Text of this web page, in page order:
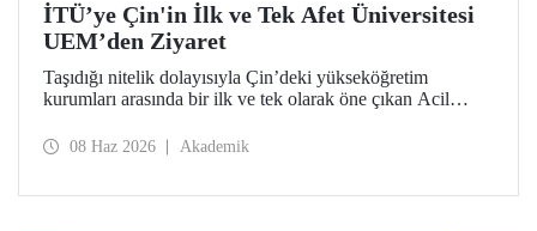
İTÜ’ye Çin'in İlk ve Tek Afet Üniversitesi
UEM’den Ziyaret
Taşıdığı nitelik dolayısıyla Çin’deki yükseköğretim
kurumları arasında bir ilk ve tek olarak öne çıkan Acil
Management – UEM) heyeti, İTÜ’ye ziyarette bulundu.
08 Haz 2026 Akademik